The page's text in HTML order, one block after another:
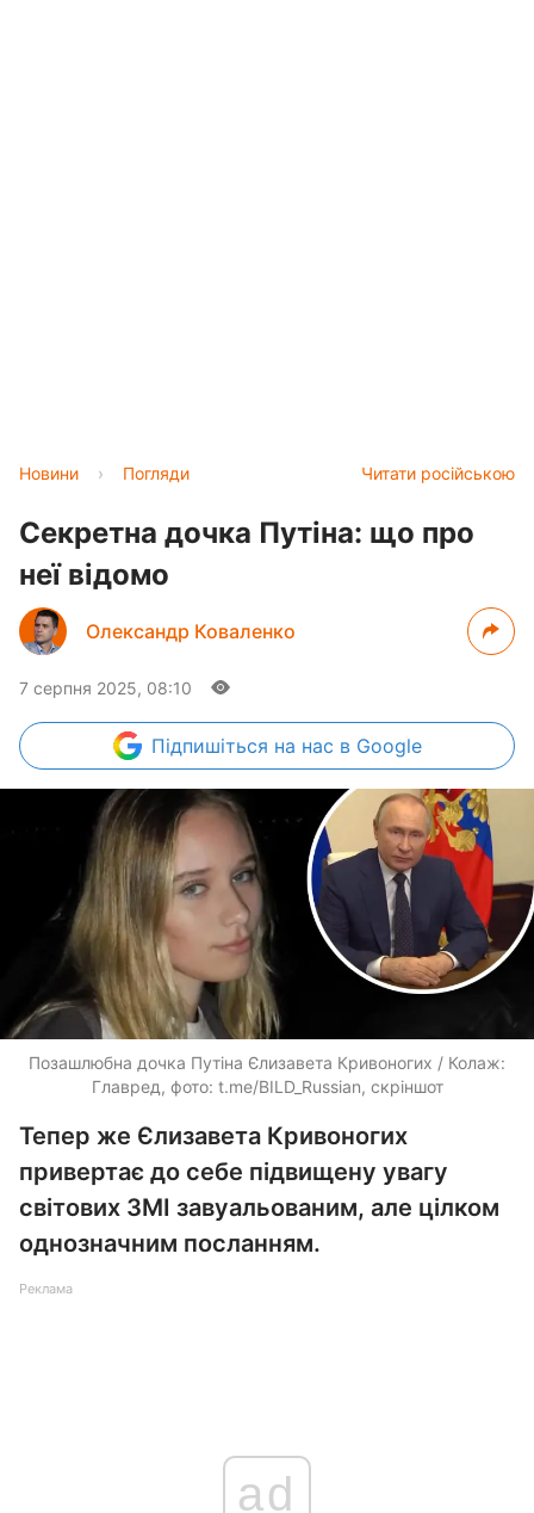
Читати російською
Новини › Погляди
Секретна дочка Путіна: що про
неї відомо
Олександр Коваленко
7 серпня 2025, 08:10
Підпишіться на нас в Google
Позашлюбна дочка Путіна Єлизавета Кривоногих / Колаж:
Главред, фото: t.me/BILD_Russian, скріншот
Тепер же Єлизавета Кривоногих
привертає до себе підвищену увагу
світових ЗМІ завуальованим, але цілком
однозначним посланням.
Реклама
ad